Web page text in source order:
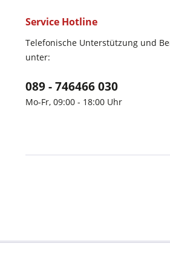
Service Hotline
Telefonische Unterstützung und
unter:
089 - 746466 030
Mo-Fr, 09:00 - 18:00 Uhr